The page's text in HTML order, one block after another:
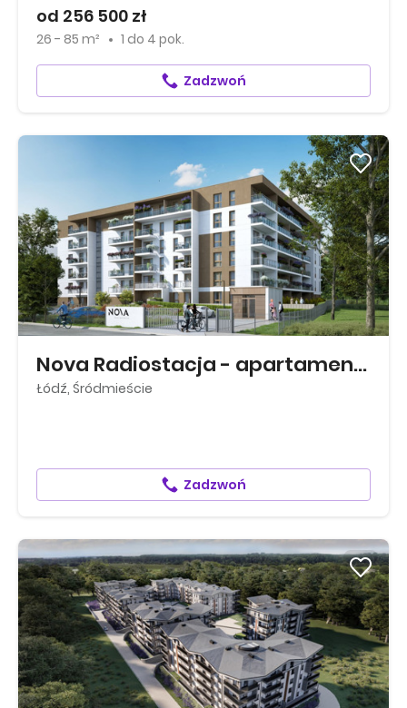
od 256 500 zł
26 - 85 m² 1 do 4 pok.
Zadzwoń
Nova Radiostacja - apartamenty inwes...
Łódź, Śródmieście
Zadzwoń